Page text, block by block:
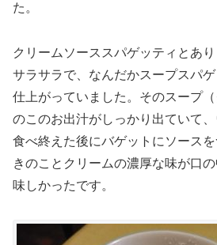
た。
クリームソーススパゲッティとあ
サラサラで、なんだかスープスパ
仕上がっていました。そのスープ
のこのお出汁がしっかり出ていて、
食べ終えた後にバゲットにソースを
きのことクリームの濃厚な味が口
味しかったです。